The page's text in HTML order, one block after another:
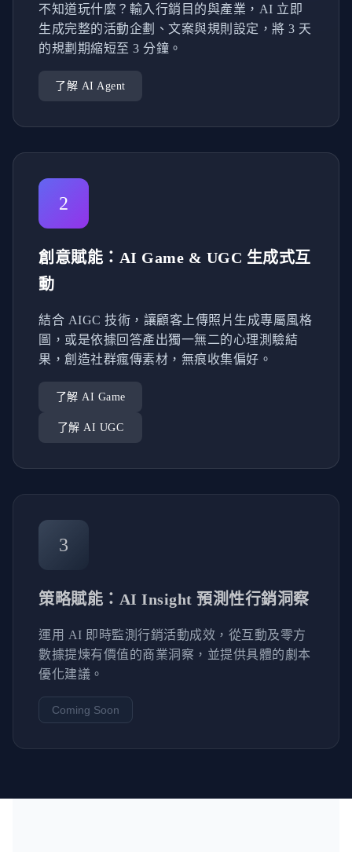
不知道玩什麼？輸入行銷目的與產業，AI 立即
生成完整的活動企劃、文案與規則設定，將 3 天
的規劃期縮短至 3 分鐘。
了解 AI Agent
2
創意賦能：AI Game & UGC 生成式互
動
結合 AIGC 技術，讓顧客上傳照片生成專屬風格
圖，或是依據回答產出獨一無二的心理測驗結
果，創造社群瘋傳素材，無痕收集偏好。
了解 AI Game
了解 AI UGC
3
策略賦能：AI Insight 預測性行銷洞察
運用 AI 即時監測行銷活動成效，從互動及零方
數據提煉有價值的商業洞察，並提供具體的劇本
優化建議。
Coming Soon